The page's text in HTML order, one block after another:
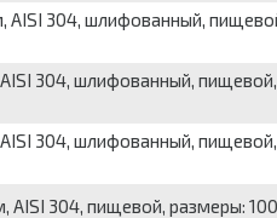
304, шлифованный,
304, шлифованный,
304, шлифованный,
304, пищевой, размеры: